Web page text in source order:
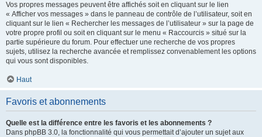
Vos propres messages peuvent être affichés soit en cliquant sur le lien
« Afficher vos messages » dans le panneau de contrôle de l’utilisateur, soit en
cliquant sur le lien « Rechercher les messages de l’utilisateur » sur la page de
votre propre profil ou soit en cliquant sur le menu « Raccourcis » situé sur la
partie supérieure du forum. Pour effectuer une recherche de vos propres
sujets, utilisez la recherche avancée et remplissez convenablement les options
qui vous sont disponibles.
Haut
Favoris et abonnements
Quelle est la différence entre les favoris et les abonnements ?
Dans phpBB 3.0, la fonctionnalité qui vous permettait d’ajouter un sujet aux